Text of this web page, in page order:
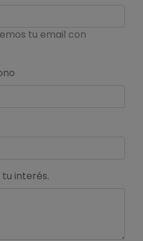
tu email con
interés.